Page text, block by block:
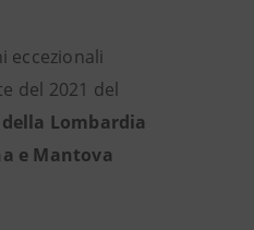
eccezionali
del 2021 del
Lombardia
e Mantova